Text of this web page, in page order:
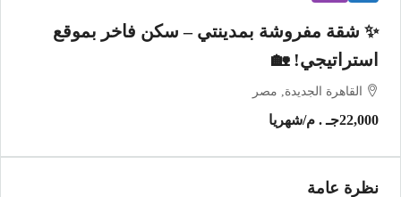
✨ شقة مفروشة بمدينتي – سكن فاخر بموقع
استراتيجي! 🏡
القاهرة الجديدة, مصر
22,000جـ . م /شهريا
نظرة عامة